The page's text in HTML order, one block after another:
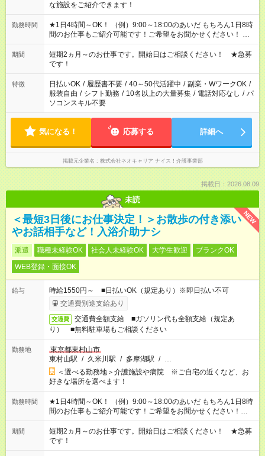
な施設をご紹介できます！
勤務時間
★1日4時間～OK！ （例）9:00～18:00のあいだ もちろん1日8時
間のお仕事もご紹介可能です！ご希望をお聞かせください！ ★
家庭の都合でお休みが必要な場合も遠慮なくご相談ください。
※週最低15時間以上の勤務が必要です
期間
短期2ヵ月～のお仕事です。開始日はご相談ください！ ★急募
です！
特徴 日払いOK / 履歴書不要 / 40～50代活躍中 / 副業・WワークOK /
服装自由 / シフト勤務 / 10名以上の大量募集 / 電話対応なし / パ
ソコンスキル不要
気になる！ 応募する 詳細へ
掲載元企業名 株式会社ネオキャリア ナイス！介護事業部
掲載日：2026.08.09
未読
NEW
＜最短3日後にお仕事決定！＞お散歩の付き添い
やお話相手など！入浴介助ナシ
派遣 職種未経験OK 社会人未経験OK 大学生歓迎
ブランクOK
WEB登録・面接OK
給与
時給1550円～ ■日払いOK（規定あり）※即日払い不可
交通費別途支給あり
交通費
交通費全額支給 ■ガソリン代も全額支給（規定あ
り） ■無料駐車場もご相談ください
勤務地
東京都東村山市
東村山駅 / 久米川駅 / 多摩湖駅 / …
＜選べる勤務地＞介護施設や病院 ※ご自宅の近くなど、お
好きな場所を選べます！
勤務時間
★1日4時間～OK！ （例）9:00～18:00のあいだ もちろん1日8時
間のお仕事もご紹介可能です！ご希望をお聞かせください！★家
庭の都合でお休みが必要な場合も遠慮なくご相談ください。 ※
週最低15時間以上の勤務が必要です
期間
短期2ヵ月～のお仕事です。開始日はご相談ください！ ★急募
です！